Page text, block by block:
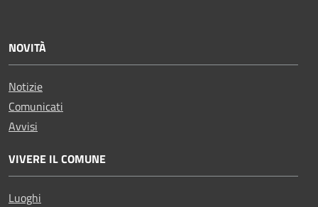
NOVITÀ
Notizie
Comunicati
Avvisi
VIVERE IL COMUNE
Luoghi